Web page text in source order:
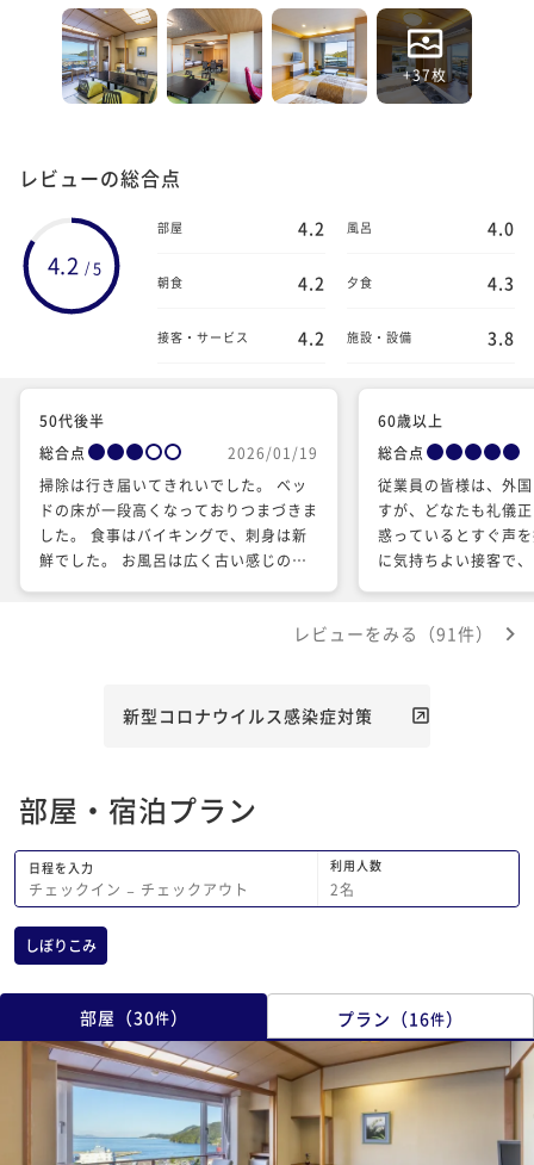
+37枚
レビューの総合点
4.2 /5
部屋 4.2 風呂 4.0
朝食 4.2 夕食 4.3
接客・サービス 4.2 施設・設備 3.8
50代後半
総合点
2026/01/19
掃除は行き届いてきれいでした。 ベッ
ドの床が一段高くなっておりつまづきま
した。 食事はバイキングで、刺身は新
鮮でした。 お風呂は広く古い感じの浴
60歳以上
総合点
従業員の皆様は、外
すが、どなたも礼儀
惑っているとすぐ声
に気持ちよい接客で
おり、食事も質量と
レビューをみる（91件）
新型コロナウイルス感染症対策
部屋・宿泊プラン
日程を入力
チェックイン − チェックアウト
利用人数
2名
しぼりこみ
部屋 （30件） プラン （16件）